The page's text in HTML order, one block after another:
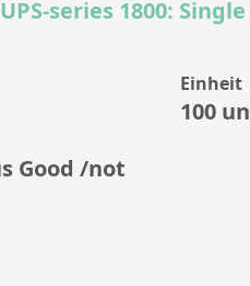
series 1800:
Einheit
100
Good /not